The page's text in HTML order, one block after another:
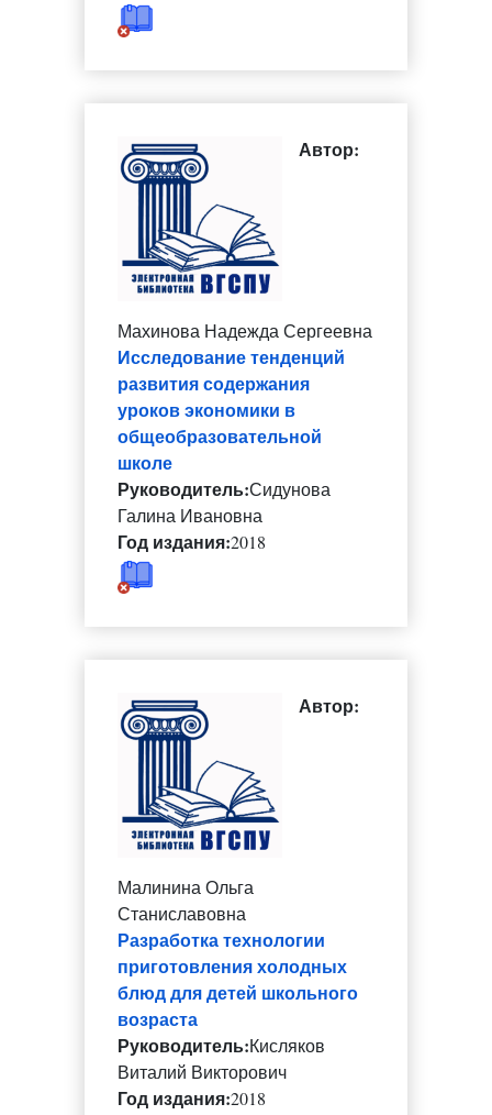
Автор:
Махинова Надежда Сергеевна
Исследование тенденций
развития содержания
уроков экономики в
общеобразовательной
школе
Руководитель:Сидунова
Галина Ивановна
Год издания:2018
Автор:
Малинина Ольга
Станиславовна
Разработка технологии
приготовления холодных
блюд для детей школьного
возраста
Руководитель:Кисляков
Виталий Викторович
Год издания:2018